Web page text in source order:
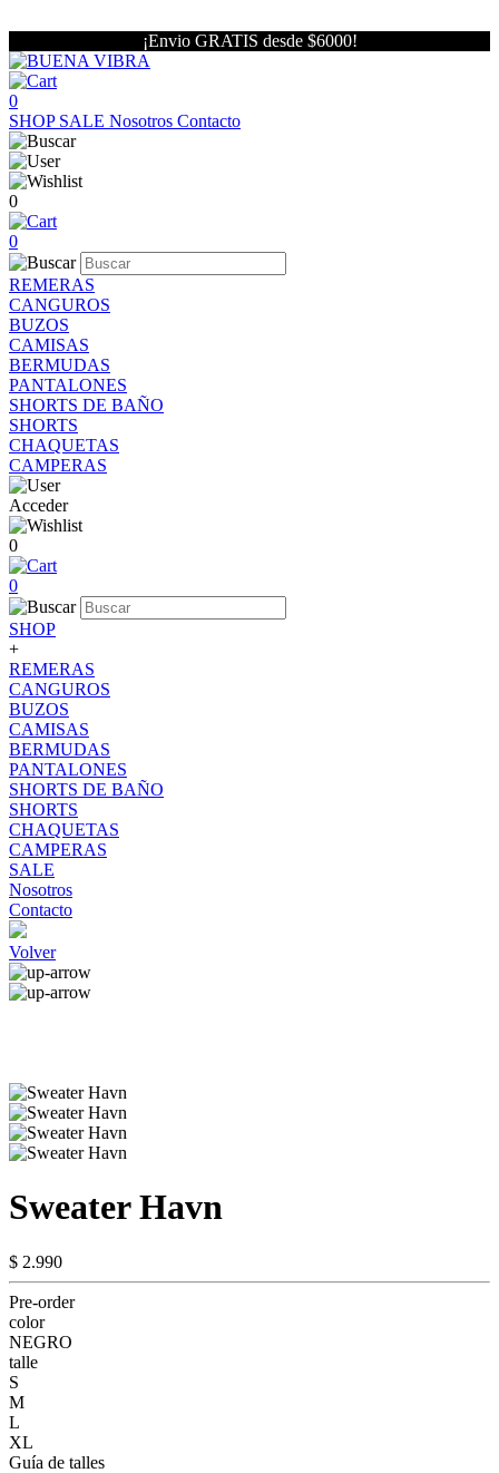
¡Envio GRATIS desde $6000!
0
SHOP SALE Nosotros Contacto
0
0
REMERAS
CANGUROS
BUZOS
CAMISAS
BERMUDAS
PANTALONES
SHORTS DE BAÑO
SHORTS
CHAQUETAS
CAMPERAS
Acceder
0
0
SHOP
+
REMERAS
CANGUROS
BUZOS
CAMISAS
BERMUDAS
PANTALONES
SHORTS DE BAÑO
SHORTS
CHAQUETAS
CAMPERAS
SALE
Nosotros
Contacto
Volver
Sweater Havn
$ 2.990
Pre-order
color
NEGRO
talle
S
M
L
XL
Guía de talles